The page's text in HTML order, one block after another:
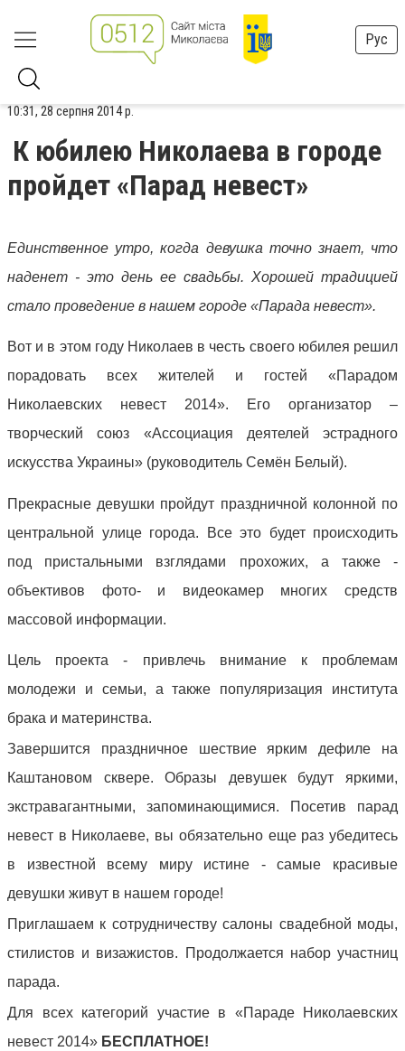
Рус
10:31, 28 серпня 2014 р.
К юбилею Николаева в городе
пройдет «Парад невест»
Единственное утро, когда девушка точно знает, что
наденет - это день ее свадьбы. Хорошей традицией
стало проведение в нашем городе «Парада невест».
Вот и в этом году Николаев в честь своего юбилея решил
порадовать всех жителей и гостей «Парадом
Николаевских невест 2014». Его организатор –
творческий союз «Ассоциация деятелей эстрадного
искусства Украины» (руководитель Семён Белый).
Прекрасные девушки пройдут праздничной колонной по
центральной улице города. Все это будет происходить
под пристальными взглядами прохожих, а также -
объективов фото- и видеокамер многих средств
массовой информации.
Цель проекта - привлечь внимание к проблемам
молодежи и семьи, а также популяризация института
брака и материнства.
Завершится праздничное шествие ярким дефиле на
Каштановом сквере. Образы девушек будут яркими,
экстравагантными, запоминающимися. Посетив парад
невест в Николаеве, вы обязательно еще раз убедитесь
в известной всему миру истине - самые красивые
девушки живут в нашем городе!
Приглашаем к сотрудничеству салоны свадебной моды,
стилистов и визажистов. Продолжается набор участниц
парада.
Для всех категорий участие в «Параде Николаевских
невест 2014» БЕСПЛАТНОЕ!